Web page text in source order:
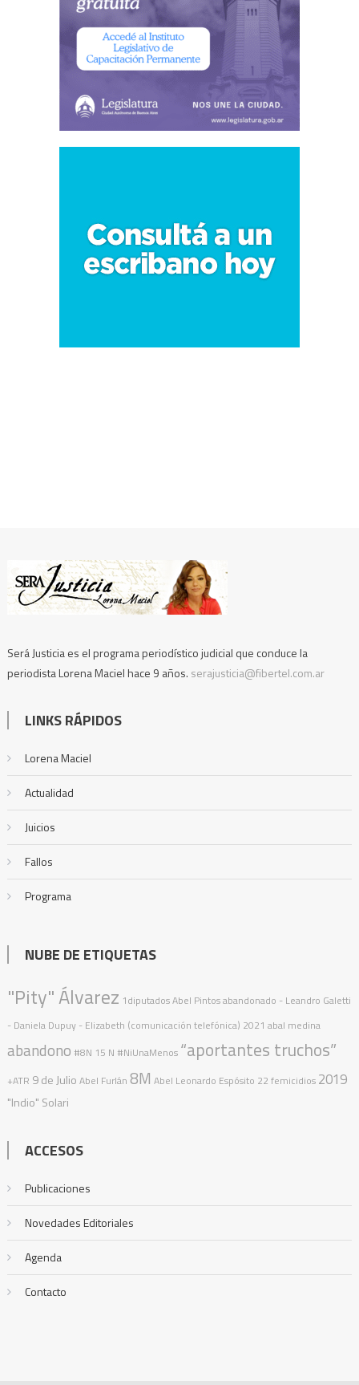
Será Justicia es el programa periodístico judicial que conduce la
periodista Lorena Maciel hace 9 años. serajusticia@fibertel.com.ar
LINKS RÁPIDOS
Lorena Maciel
Actualidad
Juicios
Fallos
Programa
NUBE DE ETIQUETAS
"Pity" Álvarez 1diputadosAbel Pintosabandonado - Leandro Galetti
- Daniela Dupuy - Elizabeth (comunicación telefónica) 2021 abal medina
abandono #8N 15 N #NiUnaMenos “aportantes truchos”
+ATR 9 de Julio Abel Furlán 8M Abel Leonardo Espósito 22 femicidios 2019
"Indio" Solari
ACCESOS
Publicaciones
Novedades Editoriales
Agenda
Contacto